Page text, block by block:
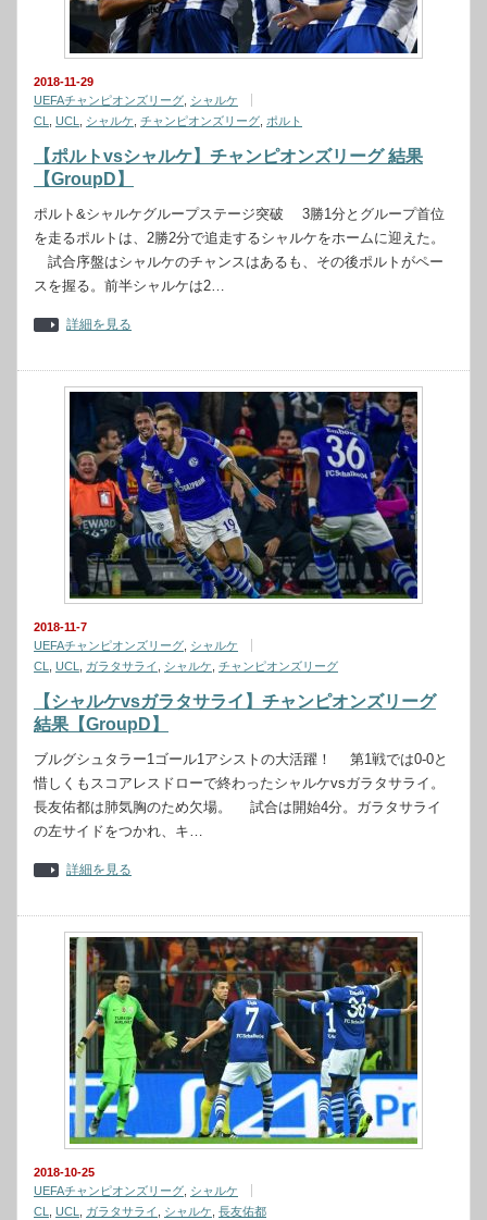
2018-11-29
UEFAチャンピオンズリーグ シャルケ
CL
UCL シャルケ チャンピオンズリーグ ポルト
【ポルトvsシャルケ】チャンピオンズリーグ 結果
【GroupD】
ポルト&シャルケグループステージ突破 3勝1分とグループ首位
を走るポルトは、2勝2分で追走するシャルケをホームに迎えた。
試合序盤はシャルケのチャンスはあるも、その後ポルトがペー
スを握る。前半シャルケは2…
詳細を見る
2018-11-7
UEFAチャンピオンズリーグ シャルケ
CL
UCL ガラタサライ シャルケ チャンピオンズリーグ
【シャルケvsガラタサライ】チャンピオンズリーグ
結果【GroupD】
ブルグシュタラー1ゴール1アシストの大活躍！ 第1戦では0-0と
惜しくもスコアレスドローで終わったシャルケvsガラタサライ。
長友佑都は肺気胸のため欠場。 試合は開始4分。ガラタサライ
の左サイドをつかれ、キ…
詳細を見る
2018-10-25
UEFAチャンピオンズリーグ シャルケ
CL
UCL ガラタサライ シャルケ 長友佑都